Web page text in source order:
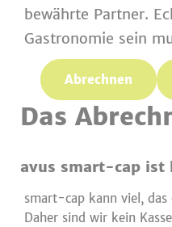
bewährte Partner.
Gastronomie sein
Abrechnen
Das
avus smart-cap ist
smart-cap kann viel, das
Daher sind wir kein